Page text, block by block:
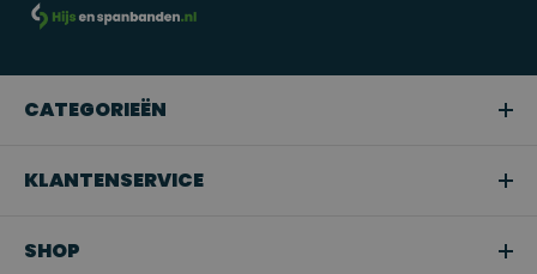
CATEGORIEËN
KLANTENSERVICE
SHOP